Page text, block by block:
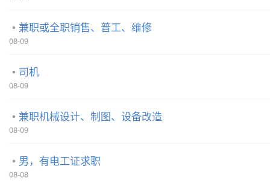
兼职或全职销售、普工、维修
08-09
司机
08-09
兼职机械设计、制图、设备改造
08-09
男，有电工证求职
08-08